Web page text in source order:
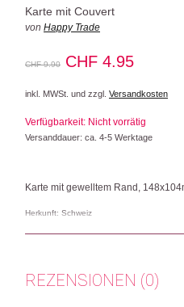
Karte mit Couvert
von Happy Trade
CHF9.90
Ursprünglicher
CHF 9.90
CHF 4.95
CHF
inkl. MWSt. und zzgl. Versandkosten
Verfügbarkeit: Nicht vorrätig
Versanddauer: ca. 4-5 Werktage
Karte mit gewelltem Rand,
Herkunft: Schweiz
Artikelnummer: 111265.08
REZENSIONEN (0)